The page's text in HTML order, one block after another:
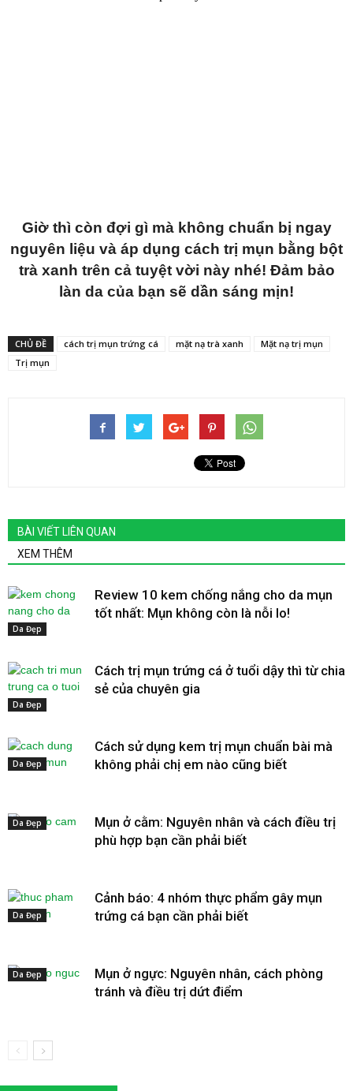
Giờ thì còn đợi gì mà không chuẩn bị ngay
nguyên liệu và áp dụng cách trị mụn bằng bột
trà xanh trên cả tuyệt vời này nhé! Đảm bảo
làn da của bạn sẽ dần sáng mịn!
CHỦ ĐỀ cách trị mụn trứng cá mặt nạ trà xanh
Mặt nạ trị mụn
Trị mụn
BÀI VIẾT LIÊN QUAN
XEM THÊM
Da Đẹp
Review 10 kem chống nắng cho da mụn
tốt nhất: Mụn không còn là nỗi lo!
Da Đẹp
Cách trị mụn trứng cá ở tuổi dậy thì từ chia
sẻ của chuyên gia
Da Đẹp
Cách sử dụng kem trị mụn chuẩn bài mà
không phải chị em nào cũng biết
Da Đẹp
Mụn ở cằm: Nguyên nhân và cách điều trị
phù hợp bạn cần phải biết
Da Đẹp
Cảnh báo: 4 nhóm thực phẩm gây mụn
trứng cá bạn cần phải biết
Da Đẹp
Mụn ở ngực: Nguyên nhân, cách phòng
tránh và điều trị dứt điểm